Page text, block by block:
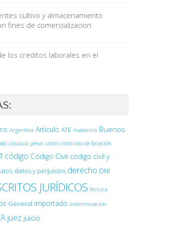
cultivo y almacenamiento
fines de comercializacion
los creditos laborales en el
Argentina Artículo ATE Audiencia Buenos
cláusula penal cobro contrato de locación
código Código Civil código civil y
daños y perjuicios derecho DNI
JURÍDICOS factura
General importado indemnización
juez juicio